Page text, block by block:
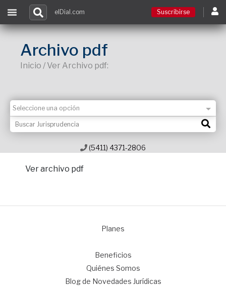
Contacto
elDial.com Suscribirse
Archivo pdf
Inicio / Ver Archivo pdf:
(5411) 4371-2806
Ver archivo pdf
Planes
Beneficios
Quiénes Somos
Blog de Novedades Jurídicas